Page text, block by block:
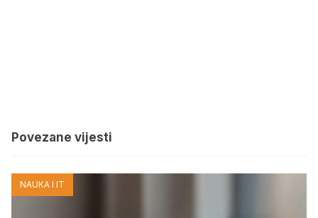
Povezane vijesti
NAUKA I IT